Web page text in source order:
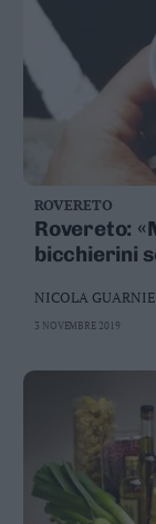
ROVERETO
Rovereto:
bicchierini
NICOLA
3 NOVEMBRE 2019